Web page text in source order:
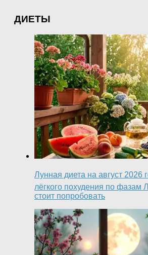
ДИЕТЫ
Лунная диета на август 2026
лёгкого похудения по фазам
стоит попробовать